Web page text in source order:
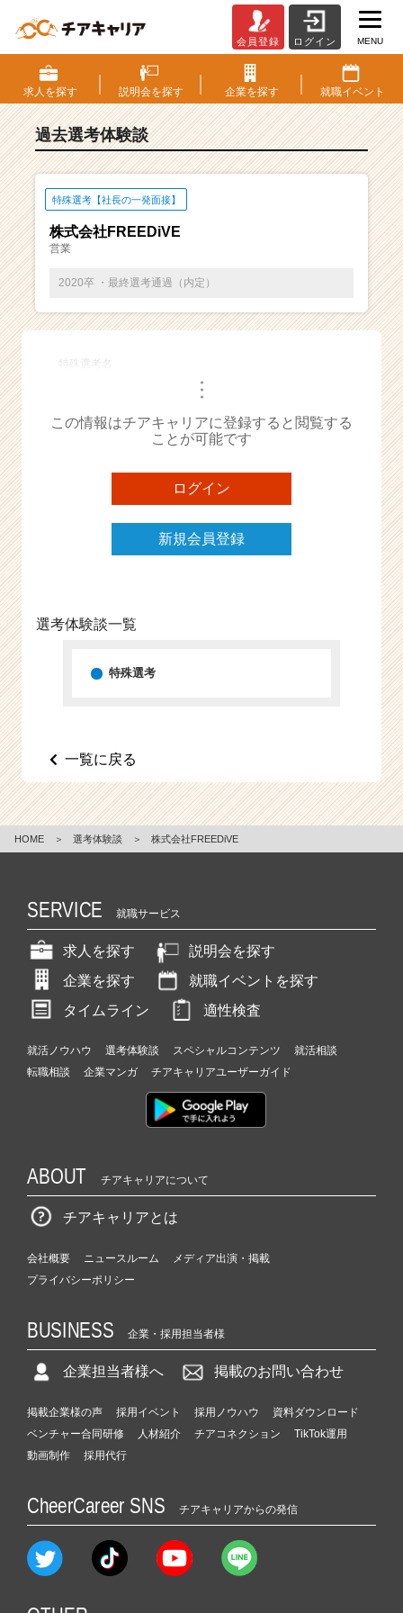
S・
選
考
験
覧
ベ
チ
ー・
成
ら
ス
ト
が
届
く
チ
（C
e
e
r
r）
会員登録 ログイン MENU
求人を探す 説明会を探す 企業を探す 就職イベント
過去選考体験談
特殊選考【社長の一発面接】
株式会社FREEDiVE
営業
2020卒 ・最終選考通過（内定）
特殊選考名
・・・
この情報はチアキャリアに登録すると閲覧する
ことが可能です
ログイン
新規会員登録
選考体験談一覧
特殊選考
一覧に戻る
HOME ＞ 選考体験談 ＞ 株式会社FREEDiVE
SERVICE 就職サービス
求人を探す
説明会を探す
企業を探す
就職イベントを探す
タイムライン
適性検査
就活ノウハウ 選考体験談 スペシャルコンテンツ
就活相談
転職相談
企業マンガ チアキャリアユーザーガイド
ABOUT チアキャリアについて
チアキャリアとは
会社概要 ニュースルーム
メディア出演・掲載
プライバシーポリシー
BUSINESS 企業・採用担当者様
企業担当者様へ 掲載のお問い合わせ
掲載企業様の声 採用イベント 採用ノウハウ
資料ダウンロード
ベンチャー合同研修
人材紹介 チアコネクション
TikTok運用
動画制作
採用代行
CheerCareer SNS チアキャリアからの発信